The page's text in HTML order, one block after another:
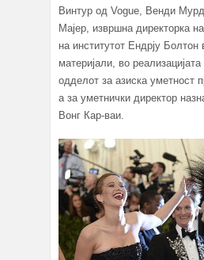
Винтур од Vogue, Венди
Мајер, извршна директорка
на институтот Ендрју Болтон
материјали, во
одделот за азиска уметност
а за уметнички директор
Вонг Кар-ваи.